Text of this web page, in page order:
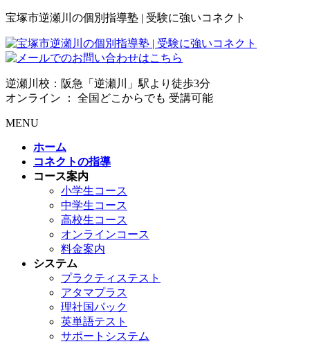
宝塚市逆瀬川の個別指導塾 | 受験に強いコネクト
逆瀬川校：阪急「逆瀬川」駅より徒歩3分
オンライン ： 全国どこからでも 受講可能
MENU
ホーム
コネクトの指導
コース案内
小学生コース
中学生コース
高校生コース
オンラインコース
料金案内
システム
プラクティステスト
アタマプラス
理社国パック
英単語テスト
サポートシステム